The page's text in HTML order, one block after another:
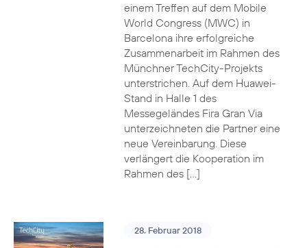
einem Treffen auf dem Mobile
World Congress (MWC) in
Barcelona ihre erfolgreiche
Zusammenarbeit im Rahmen des
Münchner TechCity-Projekts
unterstrichen. Auf dem Huawei-
Stand in Halle 1 des
Messegeländes Fira Gran Via
unterzeichneten die Partner eine
neue Vereinbarung. Diese
verlängert die Kooperation im
Rahmen des […]
28. Februar 2018